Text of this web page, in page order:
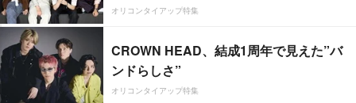
オリコンタイアップ特集
CROWN HEAD、結成1周年で見えた”バ
ンドらしさ”
オリコンタイアップ特集